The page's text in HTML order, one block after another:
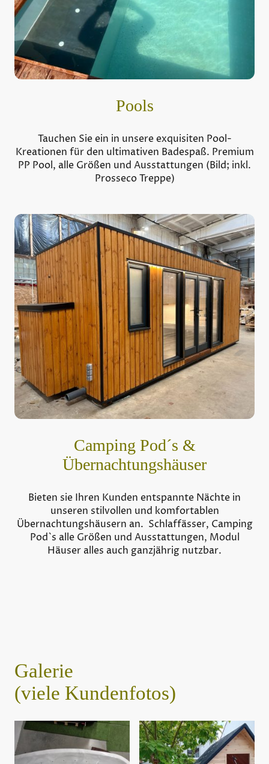
Pools
Tauchen Sie ein in unsere exquisiten Pool-
Kreationen für den ultimativen Badespaß. Premium
PP Pool, alle Größen und Ausstattungen (Bild; inkl.
Prosseco Treppe)
Camping Pod´s &
Übernachtungshäuser
Bieten sie Ihren Kunden entspannte Nächte in
unseren stilvollen und komfortablen
Übernachtungshäusern an. Schlaffässer, Camping
Pod`s alle Größen und Ausstattungen, Modul
Häuser alles auch ganzjährig nutzbar.
Galerie
(viele Kundenfotos)